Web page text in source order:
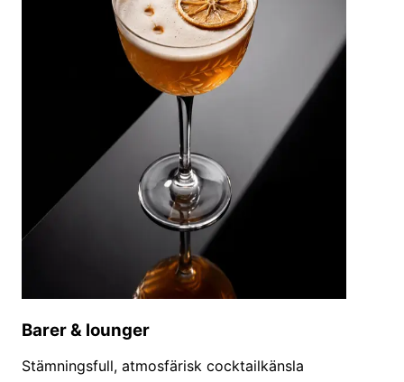
Barer & lounger
Stämningsfull, atmosfärisk cocktailkänsla